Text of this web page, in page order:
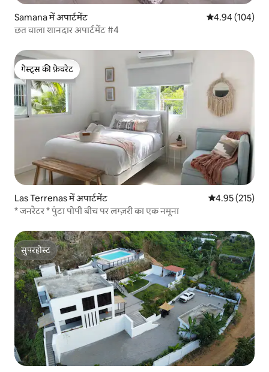
Samana में अपार्टमेंट औसत रेटिंग 5 में से
4.94 (104)
छत वाला शानदार अपार्टमेंट #4
गेस्ट्स की फ़ेवरेट
गेस्ट्स की फ़ेवरेट
Las Terrenas में अपार्टमेंट औसत रेटिंग 5 में से
4.95 (215)
* जनरेटर * पुंटा पोपी बीच पर लग्ज़री का एक नमूना
सुपरहोस्ट
सुपरहोस्ट